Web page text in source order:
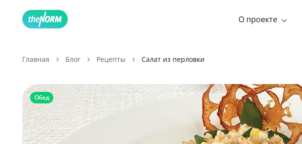
О проекте
Главная Блог Рецепты Салат из перловки
Обед